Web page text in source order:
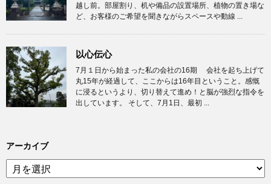
越し前。部屋割り、机や備品の設置場所、植物の置き場な
ど、お客様のご希望を聞きながらスペースや動線 ...
以心伝心
7月１日から始まった私の会社の16期 会社を起ち上げて
丸15年が経過して、ここからは16年目ということ。感慨
に浸るというより、切り替えて進め！と脳が強烈な指令を
出しています。 そして、7月1日、最初 ...
アーカイブ
ア
ー